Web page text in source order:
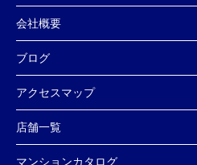
会社概要
ブログ
アクセスマップ
店舗一覧
マンションカタログ